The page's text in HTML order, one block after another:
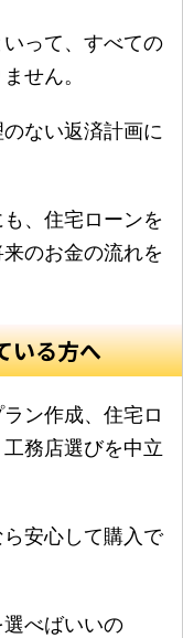
って、すべての
せん。
ない返済計画に
、住宅ローンを
のお金の流れを
いる方へ
ン作成、住宅ロ
務店選びを中立
ら安心して購入で
選べばいいの